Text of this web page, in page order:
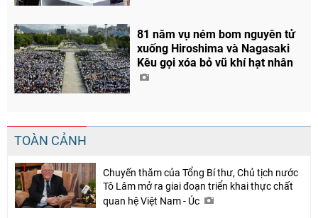
81 năm vụ ném bom nguyên tử
xuống Hiroshima và Nagasaki
Kêu gọi xóa bỏ vũ khí hạt nhân
TOÀN CẢNH
Chuyến thăm của Tổng Bí thư, Chủ tịch nước
Tô Lâm mở ra giai đoạn triển khai thực chất
quan hệ Việt Nam - Úc